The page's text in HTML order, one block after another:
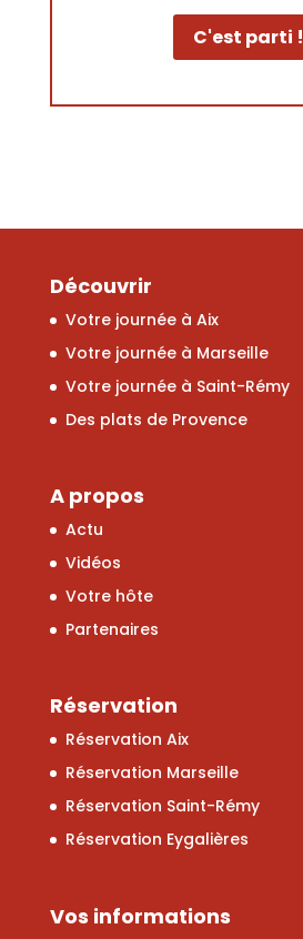
C'est parti !
Découvrir
Votre journée à Aix
Votre journée à Marseille
Votre journée à Saint-Rémy
Des plats de Provence
A propos
Actu
Vidéos
Votre hôte
Partenaires
Réservation
Réservation Aix
Réservation Marseille
Réservation Saint-Rémy
Réservation Eygalières
Vos informations